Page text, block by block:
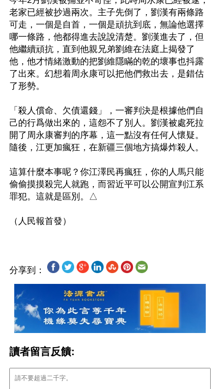
老家已經被抄過兩次。主子先倒了，劉漢有兩條路
可走，一個是自首，一個是頑抗到底，無論他選擇
哪一條路，他都得進去說說清楚。劉漢進去了，但
他繼續頑抗，直到他親兄弟劉維在法庭上揭發了
他，他才情緒激動的把劉維隱瞞的乾的壞事也抖露
了出來。幻想着周永康可以把他們救出去，是錯估
了形勢。
「殺人償命、欠債還錢」，一審判決是根據他們自
己的行爲做出來的，這怨不了別人。劉漢被處死拉
開了周永康審判的序幕，這一點沒有任何人懷疑。
隨後，江更加瘋狂，在新疆三個地方搞爆炸殺人。
這算什麼本事呢？你江澤民再瘋狂，你的人馬只能
偷偷摸摸殺完人就跑，而習近平可以公開宣判江系
罪犯。這就是區別。△
分享到：
讀者留言反饋: